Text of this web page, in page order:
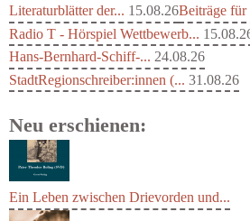
Literaturblätter der... 15.08.26Beiträge für
Radio T - Hörspiel Wettbewerb...
Hans-Bernhard-Schiff-... 24.08.26
StadtRegionschreiber:innen (... 31.08.26
Neu erschienen: